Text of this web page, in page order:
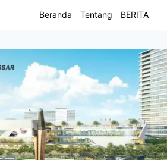
Beranda Tentang BERITA